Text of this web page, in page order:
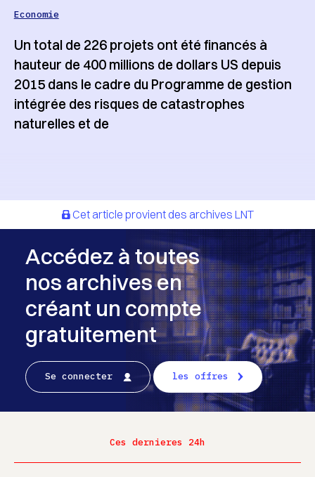
Economie
Un total de 226 projets ont été financés à
hauteur de 400 millions de dollars US depuis
2015 dans le cadre du Programme de gestion
intégrée des risques de catastrophes
naturelles et de
Cet article provient des archives LNT
Accédez à toutes
nos archives en
créant un compte
gratuitement
Se connecter les offres
Ces dernieres 24h